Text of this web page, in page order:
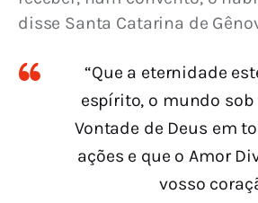
disse Santa Catarina de
“Que a eternidade
espírito, o mundo sob
Vontade de Deus em
ações e que o Amor
vosso